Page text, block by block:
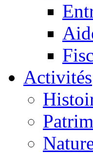
Activités